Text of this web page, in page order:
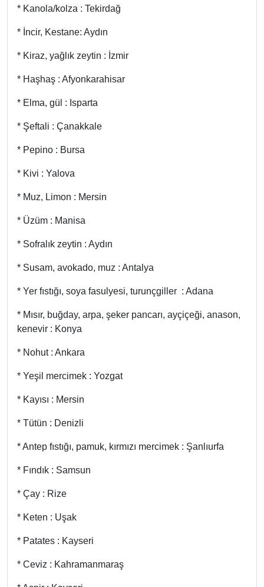
* Kanola/kolza : Tekirdağ
* İncir, Kestane: Aydın
* Kiraz, yağlık zeytin : İzmir
* Haşhaş : Afyonkarahisar
* Elma, gül : Isparta
* Şeftali : Çanakkale
* Pepino : Bursa
* Kivi : Yalova
* Muz, Limon : Mersin
* Üzüm : Manisa
* Sofralık zeytin : Aydın
* Susam, avokado, muz : Antalya
* Yer fıstığı, soya fasulyesi, turunçgiller : Adana
* Mısır, buğday, arpa, şeker pancarı, ayçiçeği, anason,
kenevir : Konya
* Nohut : Ankara
* Yeşil mercimek : Yozgat
* Kayısı : Mersin
* Tütün : Denizli
* Antep fıstığı, pamuk, kırmızı mercimek : Şanlıurfa
* Fındık : Samsun
* Çay : Rize
* Keten : Uşak
* Patates : Kayseri
* Ceviz : Kahramanmaraş